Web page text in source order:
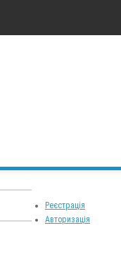
Реєстрація
Авторизація